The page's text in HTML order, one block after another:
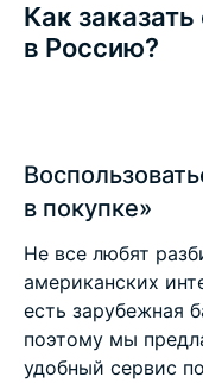
Как
в Россию?
в покупке»
Не все любят
американских
есть зарубежная
поэтому мы
удобный сервис